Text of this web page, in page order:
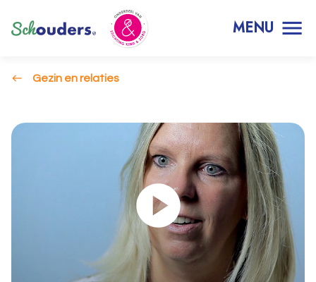
MENU
Gezin en relaties